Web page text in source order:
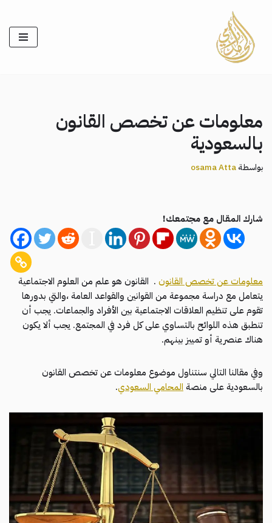
تخطى
إلى
المحتوى
معلومات عن تخصص القانون
بالسعودية
بواسطةosama Atta
شارك المقال مع مجتمعك!
معلومات عن تخصص القانون . القانون هو علم من العلوم الاجتماعية
يتعامل مع دراسة مجموعة من القوانين والقواعد العامة ،والتي بدورها
تقوم على تنظيم العلاقات الاجتماعية بين الأفراد والجماعات. يجب أن
تنطبق هذه اللوائح بالتساوي على كل فرد في المجتمع. يجب ألا يكون
هناك عنصرية أو تمييز بينهم.
وفي مقالنا التالي سنتناول موضوع معلومات عن تخصص القانون
بالسعودية على منصة المحامي السعودي.